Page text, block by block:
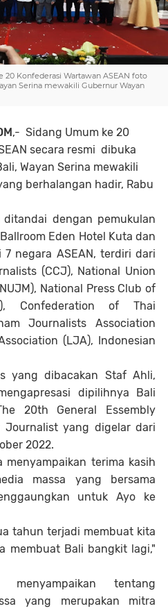
Konfederasi Wartawan ASEAN foto
Serina mewakili Gubernur Wayan
,- Sidang Umum ke 20
secara resmi dibuka
Wayan Serina mewakili
berhalangan hadir, Rabu
dengan pemukulan
Eden Hotel Kuta dan
negara ASEAN, terdiri dari
(CCJ), National Union
National Press Club of
Confederation of Thai
Journalists Association
(LJA), Indonesian
yang dibacakan Staf Ahli,
dipilihnya Bali
20th General Essembly
Journalist yang digelar dari
2022.
terima kasih
massa yang bersama
untuk Ayo ke
tahun terjadi membuat kita
membuat Bali bangkit lagi,"
tentang
yang merupakan mitra